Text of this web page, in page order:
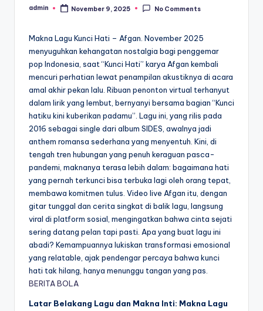
Posted
admin November 9, 2025 No Comments
Makna Lagu Kunci Hati – Afgan. November 2025
menyuguhkan kehangatan nostalgia bagi penggemar
pop Indonesia, saat “Kunci Hati” karya Afgan kembali
mencuri perhatian lewat penampilan akustiknya di acara
amal akhir pekan lalu. Ribuan penonton virtual terhanyut
dalam lirik yang lembut, bernyanyi bersama bagian “Kunci
hatiku kini kuberikan padamu”. Lagu ini, yang rilis pada
2016 sebagai single dari album SIDES, awalnya jadi
anthem romansa sederhana yang menyentuh. Kini, di
tengah tren hubungan yang penuh keraguan pasca-
pandemi, maknanya terasa lebih dalam: bagaimana hati
yang pernah terkunci bisa terbuka lagi oleh orang tepat,
membawa komitmen tulus. Video live Afgan itu, dengan
gitar tunggal dan cerita singkat di balik lagu, langsung
viral di platform sosial, mengingatkan bahwa cinta sejati
sering datang pelan tapi pasti. Apa yang buat lagu ini
abadi? Kemampuannya lukiskan transformasi emosional
yang relatable, ajak pendengar percaya bahwa kunci
hati tak hilang, hanya menunggu tangan yang pas.
BERITA BOLA
Latar Belakang Lagu dan Makna Inti: Makna Lagu